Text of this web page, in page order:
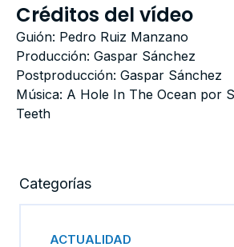
Categorías
ACTUALIDAD
Créditos del vídeo
Guión: Pedro Ruiz Manzano
Producción: Gaspar Sánchez
Postproducción: Gaspar Sánchez
Música: A Hole In The Ocean por
Teeth